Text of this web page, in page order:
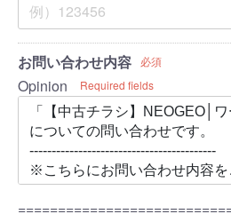
お問い合わせ内容 必須
Opinion Required fields